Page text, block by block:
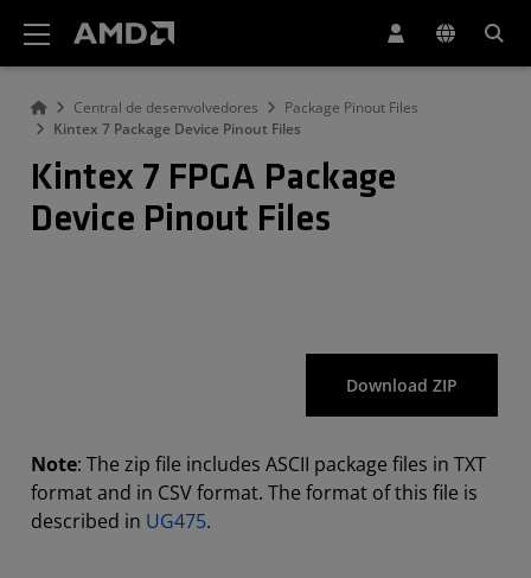
Central de desenvolvedores
Package Pinout Files
Kintex 7 Package Device Pinout Files
Kintex 7 FPGA Package
Device Pinout Files
Download ZIP
Note: The zip file includes ASCII package files in TXT
format and in CSV format. The format of this file is
described in UG475.